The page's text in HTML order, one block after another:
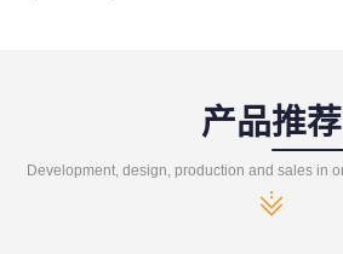
产品推荐